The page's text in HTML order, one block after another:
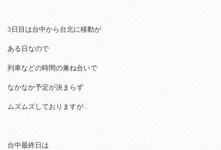
3日目は台中から台北に移動が
ある日なので
列車などの時間の兼ね合いで
なかなか予定が決まらず
ムズムズしておりますが…
台中最終日は